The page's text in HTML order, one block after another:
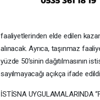
faaliyetlerinden elde edilen
alınacak. Ayrıca, taşınmaz
yüzde 50’sinin dağıtılmasının
sayılmayacağı açıkça ifade
İSTİSNA UYGULAMALARINDA